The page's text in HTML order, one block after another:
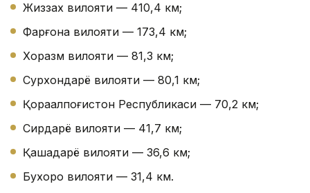
Жиззах вилояти — 410,4 км;
Фарғона вилояти — 173,4 км;
Хоразм вилояти — 81,3 км;
Сурхондарё вилояти — 80,1 км;
Қорақалпоғистон Республикаси — 70,2 км;
Сирдарё вилояти — 41,7 км;
Қашқадарё вилояти — 36,6 км;
Бухоро вилояти — 31,4 км.